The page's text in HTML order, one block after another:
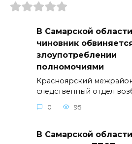
В Самарской
чиновник
злоупотреблении
полномочиями
Красноярский
следственный отдел
0 95
В Самарской области